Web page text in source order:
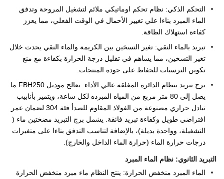
التحكم الذكي: نظام تحكم اوماتيكي ملائم لتشغيل المروحة وتدفق
الماء المبرد بناءا علي تغيير الأحمال في الوقت الفعلي، مما يعزز
كفاءة استهلاك الطاقة.
تبريد بالماء النقي: تغير التسخين بين الكريمة والماء النقي يحدث خلال
تغير التسخين، مما يساهم في تقليل درجة الحرارة بكفاءة مع منع
تكوين الترسبات للحفاظ على جودة المنتجات.
برج تبريد بنظام الدائرة المغلقة عالي الأداء: يعالج موديل FBH250 ما
يصل إلى 80 متر مربع من المياه المبرده لكل ساعة، ويتميز بأنابيب
تبادل حراري مصنوعة من الفولاذ المقاوم للصدأ فئة 304 لضمان عمر
افتراضي طويل وكفاءة تبريد فائقة. يشمل برج التبريد مضختين ماء (
التشغيلة، وواحدة بديلة)، بالإضافة لتناسب التدفق بناءا على متغيرات
درجات حرارة الماء (حرارة الماء الداخل والخارج).
التبريد الثانوي: نظام الماء المبرد
الماء المبرد منخفض الحرارة: ينتج النظام ماء مبرد منخفض الحرارة